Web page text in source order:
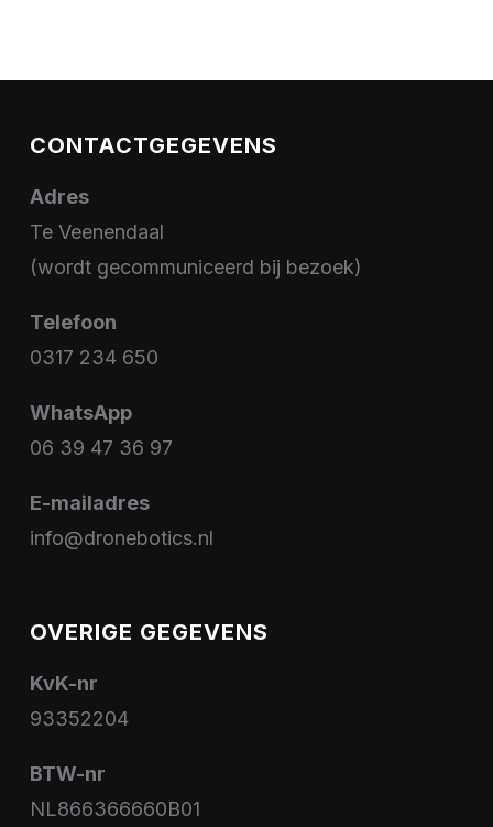
CONTACTGEGEVENS
Adres
Te Veenendaal
(wordt gecommuniceerd bij bezoek)
Telefoon
0317 234 650
WhatsApp
06 39 47 36 97
E-mailadres
info@dronebotics.nl
OVERIGE GEGEVENS
KvK-nr
93352204
BTW-nr
NL866366660B01